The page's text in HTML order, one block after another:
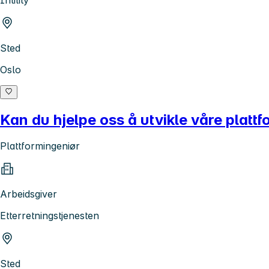
Sted
Oslo
Kan du hjelpe oss å utvikle våre
Plattformingeniør
Arbeidsgiver
Etterretningstjenesten
Sted